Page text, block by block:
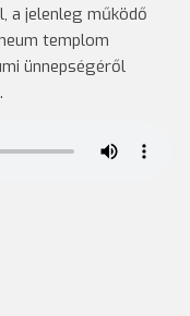
a jelenleg működő
templom
ünnepségéről